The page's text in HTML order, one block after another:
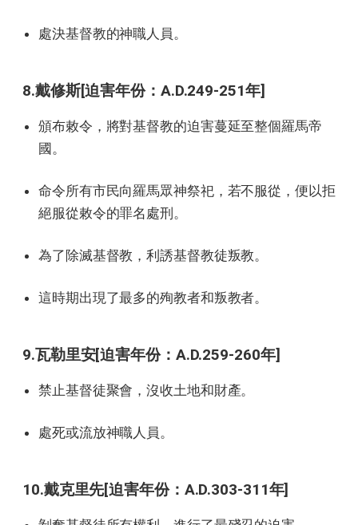
處決基督教的神職人員。
8.戴修斯[迫害年份：A.D.249-251年]
頒布敕令，將對基督教的迫害蔓延至整個羅馬帝
國。
命令所有市民向羅馬眾神祭祀，若不服從，便以拒
絕服從敕令的罪名處刑。
為了除滅基督教，利誘基督教徒叛教。
這時期出現了最多的殉教者和叛教者。
9.瓦勒里安[迫害年份：A.D.259-260年]
禁止基督徒聚會，沒收土地和財產。
處死或流放神職人員。
10.戴克里先[迫害年份：A.D.303-311年]